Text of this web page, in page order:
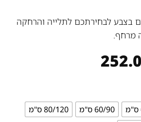
ספייסרים בצבע לבחירתכם לתלייה והרחקה
מרחף.
60/90 ס"מ
80/120 ס"מ